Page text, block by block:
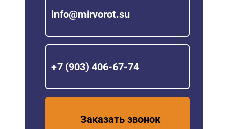
info@mirvorot.su
+7 (903) 406-67-74
Заказать звонок